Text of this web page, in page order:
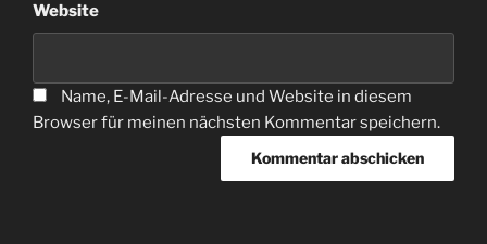
Website
Name, E-Mail-Adresse und Website in diesem
Browser für meinen nächsten Kommentar speichern.